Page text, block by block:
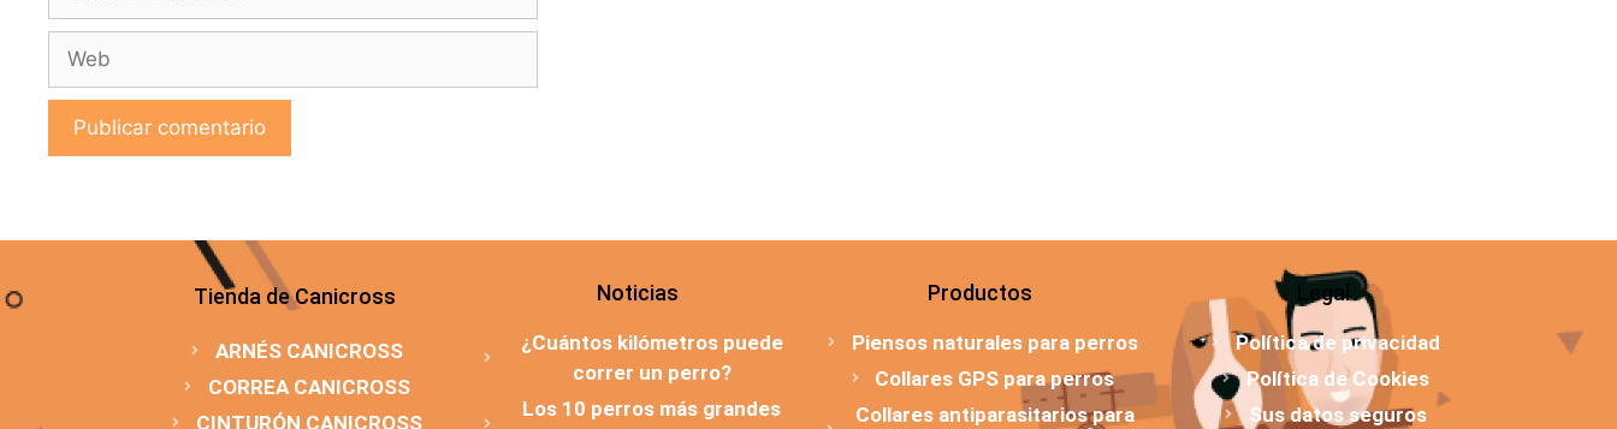
Tienda de Canicross
ARNÉS CANICROSS
CORREA CANICROSS
CINTURÓN CANICROSS
Noticias
¿Cuántos kilómetros puede
correr un perro?
Los 10 perros más grandes
Productos
Piensos naturales para perros
Collares GPS para perros
Collares antiparasitarios para
Legal
Política de privacidad
Política de Cookies
Sus datos seguros